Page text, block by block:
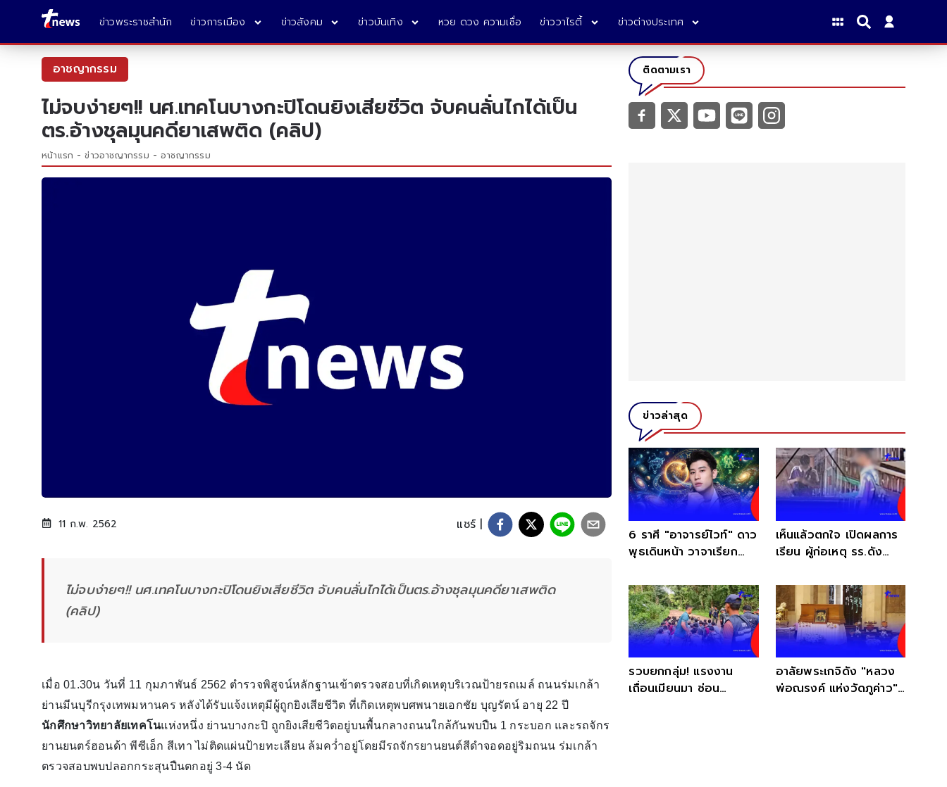
ข่าวพระราชสำนัก ข่าวการเมือง ข่าวสังคม ข่าวบันเทิง หวย ดวง ความเชื่อ ข่าววาไรตี้ ข่าวต่างประเทศ
อาชญากรรม
ไม่จบง่ายๆ!! นศ.เทคโนบางกะปิโดนยิงเสียชีวิต จับคนลั่นไกได้เป็น
ตร.อ้างชุลมุนคดียาเสพติด (คลิป)
หน้าแรก ข่าวอาชญากรรม อาชญากรรม
11 ก.พ. 2562 แชร์ |
ไม่จบง่ายๆ!! นศ.เทคโนบางกะปิโดนยิงเสียชีวิต จับคนลั่นไกได้เป็นตร.อ้างชุลมุนคดียาเสพติด
(คลิป)
เมื่อ 01.30น วันที่ 11 กุมภาพันธ์ 2562 ตำรวจพิสูจน์หลักฐานเข้าตรวจสอบที่เกิดเหตุบริเวณป้ายรถเมล์ ถนนร่มเกล้า
ย่านมีนบุรีกรุงเทพมหานคร หลังได้รับแจ้งเหตุมีผู้ถูกยิงเสียชีวิต ที่เกิดเหตุพบศพนายเอกชัย บุญรัตน์ อายุ 22 ปี
นักศึกษาวิทยาลัยเทคโนแห่งหนึ่ง ย่านบางกะปิ ถูกยิงเสียชีวิตอยู่บนพื้นกลางถนนใกล้กันพบปืน 1 กระบอก และรถจักร
ยานยนตร์ฮอนด้า พีซีเอ็ก สีเทา ไม่ติดแผ่นป้ายทะเลียน ล้มคว่ำอยู่โดยมีรถจักรยานยนต์สีดำจอดอยู่ริมถนน ร่มเกล้า
ตรวจสอบพบปลอกกระสุนปืนตกอยู่ 3-4 นัด
ติดตามเรา
ข่าวล่าสุด
6 ราศี "อาจารย์ไวท์" ดาว
พุธเดินหน้า วาจาเรียก
เห็นแล้วตกใจ เปิดผลการ
เรียน ผู้ก่อเหตุ รร.ดัง
รวบยกกลุ่ม! แรงงาน
เถื่อนเมียนมา ซ่อน
อาลัยพระเกจิดัง "หลวง
พ่อณรงค์ แห่งวัดภูค่าว"